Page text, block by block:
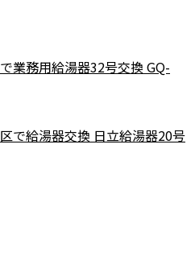
業務用給湯器32号交換 GQ-
で給湯器交換 日立給湯器20号